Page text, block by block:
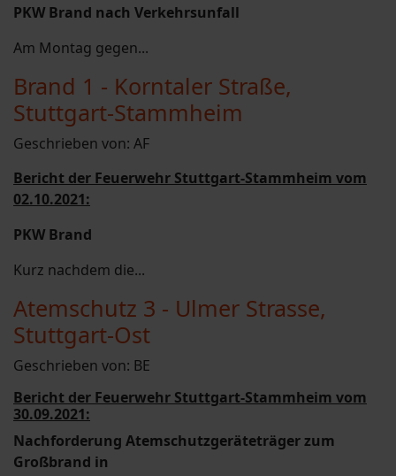
PKW Brand nach Verkehrsunfall
Am Montag gegen...
Brand 1 - Korntaler Straße,
Stuttgart-Stammheim
Geschrieben von: AF
Bericht der Feuerwehr Stuttgart-Stammheim vom
02.10.2021:
PKW Brand
Kurz nachdem die...
Atemschutz 3 - Ulmer Strasse,
Stuttgart-Ost
Geschrieben von: BE
Bericht der Feuerwehr Stuttgart-Stammheim vom
30.09.2021:
Nachforderung Atemschutzgeräteträger zum
Großbrand in